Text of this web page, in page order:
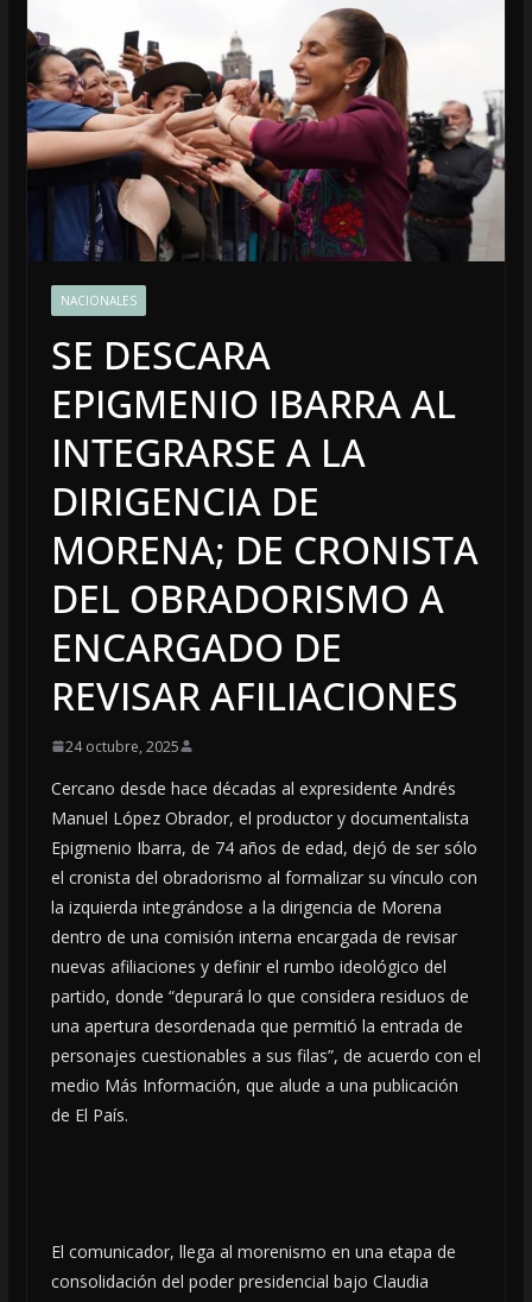
NACIONALES
SE DESCARA
EPIGMENIO IBARRA AL
INTEGRARSE A LA
DIRIGENCIA DE
MORENA; DE CRONISTA
DEL OBRADORISMO A
ENCARGADO DE
REVISAR AFILIACIONES
24 octubre, 2025
Cercano desde hace décadas al expresidente Andrés
Manuel López Obrador, el productor y documentalista
Epigmenio Ibarra, de 74 años de edad, dejó de ser sólo
el cronista del obradorismo al formalizar su vínculo con
la izquierda integrándose a la dirigencia de Morena
dentro de una comisión interna encargada de revisar
nuevas afiliaciones y definir el rumbo ideológico del
partido, donde “depurará lo que considera residuos de
una apertura desordenada que permitió la entrada de
personajes cuestionables a sus filas”, de acuerdo con el
medio Más Información, que alude a una publicación
de El País.
El comunicador, llega al morenismo en una etapa de
consolidación del poder presidencial bajo Claudia